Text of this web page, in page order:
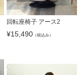
回転座椅子 アース2
¥15,490（税込み）